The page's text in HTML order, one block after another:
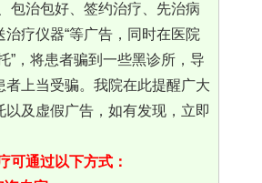
包治包好、签约治疗、先治病
治疗仪器“等广告，同时在医院
”，将患者骗到一些黑诊所，导
者上当受骗。我院在此提醒广大
以及虚假广告，如有发现，立即
可通过以下方式：